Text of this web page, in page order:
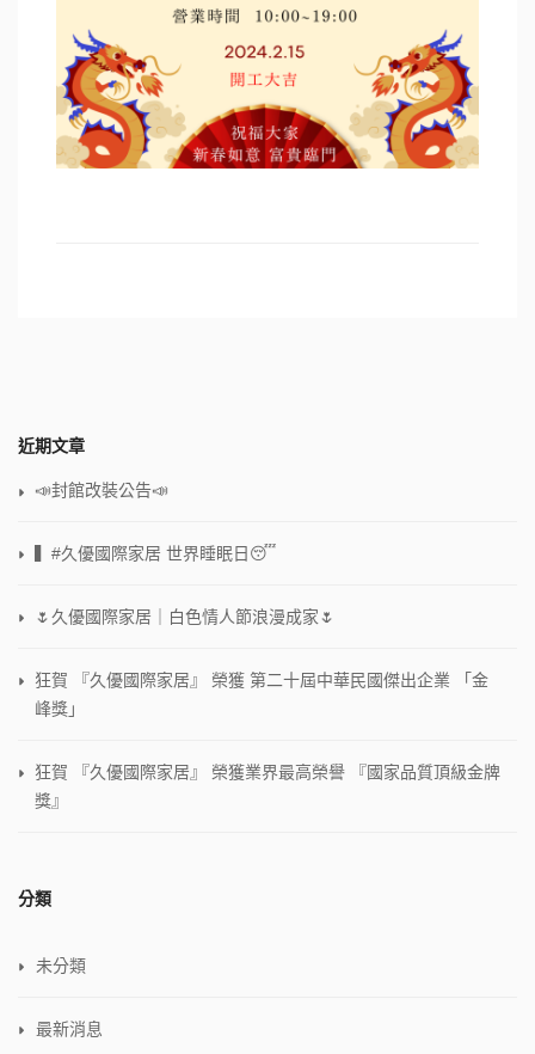
近期文章
📣封館改裝公告📣
▍#久優國際家居 世界睡眠日😴
🌷久優國際家居｜白色情人節浪漫成家🌷
狂賀 『久優國際家居』 榮獲 第二十屆中華民國傑出企業 「金
峰獎」
狂賀 『久優國際家居』 榮獲業界最高榮譽 『國家品質頂級金牌
獎』
分類
未分類
最新消息